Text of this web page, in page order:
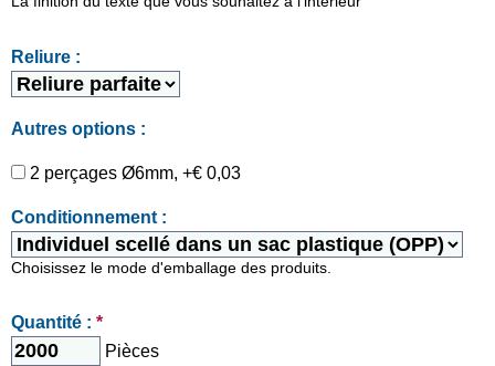
Reliure :
Autres options :
2 perçages Ø6mm, +€ 0,03
Conditionnement :
Choisissez le mode d'emballage des produits.
Quantité : *
Pièces